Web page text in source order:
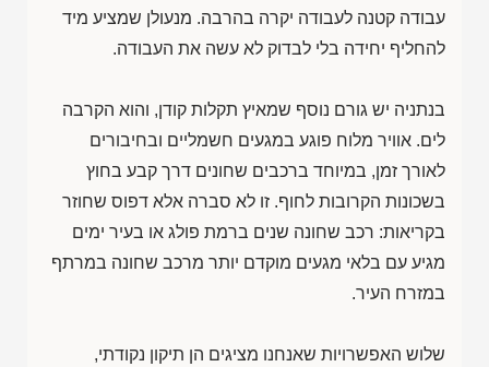
עבודה קטנה לעבודה יקרה בהרבה. מנעולן שמציע מיד
להחליף יחידה בלי לבדוק לא עשה את העבודה.
בנתניה יש גורם נוסף שמאיץ תקלות קודן, והוא הקרבה
לים. אוויר מלוח פוגע במגעים חשמליים ובחיבורים
לאורך זמן, במיוחד ברכבים שחונים דרך קבע בחוץ
בשכונות הקרובות לחוף. זו לא סברה אלא דפוס שחוזר
בקריאות: רכב שחונה שנים ברמת פולג או בעיר ימים
מגיע עם בלאי מגעים מוקדם יותר מרכב שחונה במרתף
במזרח העיר.
שלוש האפשרויות שאנחנו מציגים הן תיקון נקודתי,